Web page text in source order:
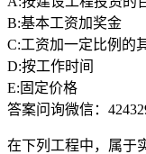
B:基本工资加奖金
C:工资加一定比例的
D:按工作时间
E:固定价格
答案问询微信：
在下列工程中，属于